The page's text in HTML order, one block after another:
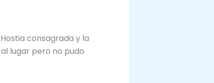
consagrada y la
lugar pero no pudo